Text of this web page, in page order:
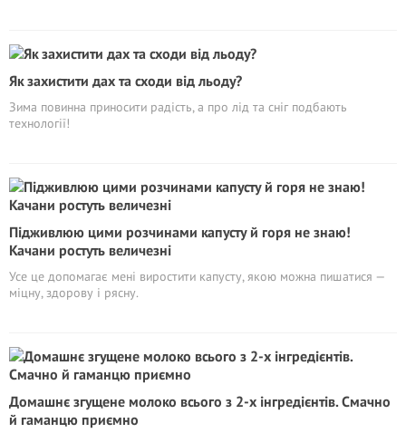
Як захистити дах та сходи від льоду?
Зима повинна приносити радість, а про лід та сніг подбають
технології!
Підживлюю цими розчинами капусту й горя не знаю!
Качани ростуть величезні
Усе це допомагає мені виростити капусту, якою можна пишатися —
міцну, здорову і рясну.
Домашнє згущене молоко всього з 2-х інгредієнтів. Смачно
й гаманцю приємно